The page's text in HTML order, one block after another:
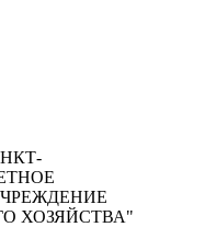
ХОЗЯЙСТВА"